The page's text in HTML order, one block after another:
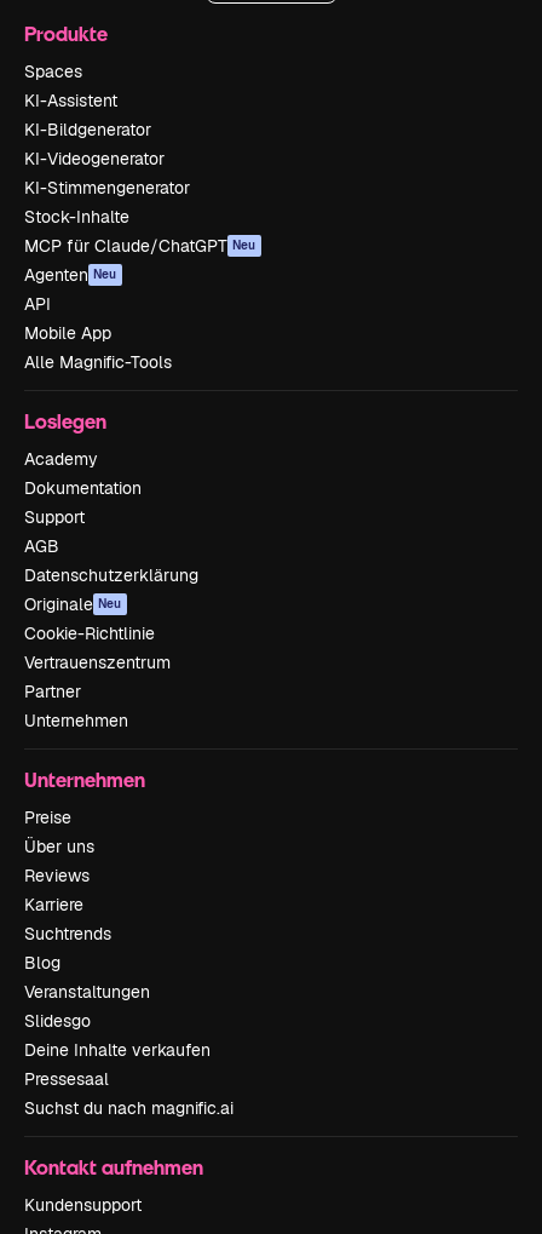
Produkte
Spaces
KI-Assistent
KI-Bildgenerator
KI-Videogenerator
KI-Stimmengenerator
Stock-Inhalte
MCP für Claude/ChatGPT Neu
Agenten Neu
API
Mobile App
Alle Magnific-Tools
Loslegen
Academy
Dokumentation
Support
AGB
Datenschutzerklärung
Originale Neu
Cookie-Richtlinie
Vertrauenszentrum
Partner
Unternehmen
Unternehmen
Preise
Über uns
Reviews
Karriere
Suchtrends
Blog
Veranstaltungen
Slidesgo
Deine Inhalte verkaufen
Pressesaal
Suchst du nach magnific.ai
Kontakt aufnehmen
Kundensupport